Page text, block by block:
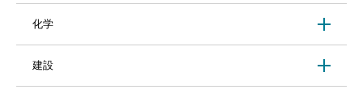
化学
建設